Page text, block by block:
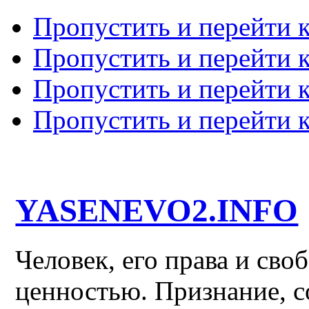
Пропустить и перейти
Пропустить и перейти
Пропустить и перейти
Пропустить и перейти
YASENEVO2.INFO
Человек, его права и
ценностью. Признание,